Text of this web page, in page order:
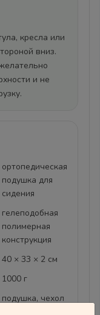
кресла или
вниз.
и не
ортопедическая
подушка для
сидения
гелеподобная
полимерная
конструкция
40 × 33 × 2 см
1000 г
подушка, чехол